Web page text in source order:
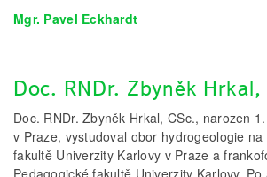
Mgr. Pavel Eckhardt
Doc. RNDr. Zbyněk Hrkal,
Doc. RNDr. Zbyněk Hrkal, CSc., narozen
v Praze, vystudoval obor hydrogeologie
fakultě Univerzity Karlovy v Praze a
Pedagogické fakultě Univerzity Karlovy.